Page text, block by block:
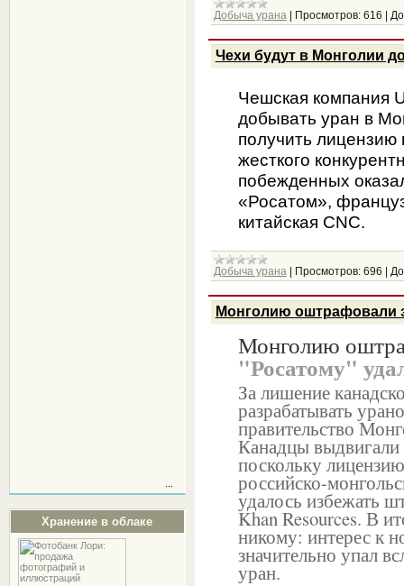
Хранение в облаке
Добыча урана| Просмотров: 616
Чехи будут в Монголии
Чешская компания
добывать уран в
получить лицензию
жесткого
побежденных
«Росатом»,
китайская CNC.
Добыча урана| Просмотров: 696
Монголию оштрафовали
Монголию
"Росатому"
За лишение
разрабатывать
правительство
Канадцы выдвигали
поскольку
российско-
удалось избежать
Khan Resources. В
никому: интерес к
значительно упал
уран.